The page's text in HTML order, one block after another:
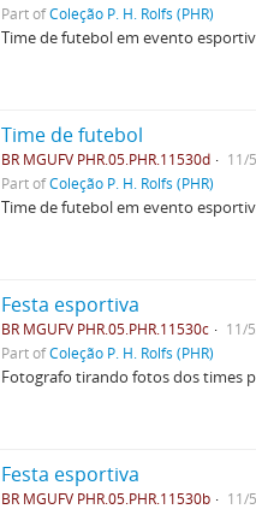
Part ofColeção P. H. Rolfs (PHR)
Time de futebol em evento
Time de futebol
BR MGUFV PHR.05.PHR.11530d
11/
Part ofColeção P. H. Rolfs (PHR)
Time de futebol em evento
Festa esportiva
BR MGUFV PHR.05.PHR.11530c
11/
Part ofColeção P. H. Rolfs (PHR)
Fotografo tirando fotos dos times
Festa esportiva
BR MGUFV PHR.05.PHR.11530b
11/